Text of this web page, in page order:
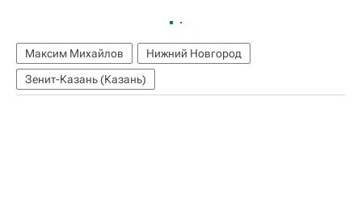
Максим Михайлов
Нижний Новгород
Зенит-Казань (Казань)